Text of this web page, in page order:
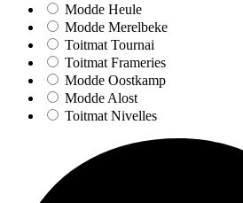
Modde Heule
Modde Merelbeke
Toitmat Tournai
Toitmat Frameries
Modde Oostkamp
Modde Alost
Toitmat Nivelles